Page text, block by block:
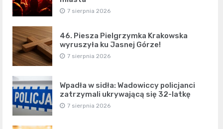
7 sierpnia 2026
46. Piesza Pielgrzymka Krakowska
wyruszyła ku Jasnej Górze!
7 sierpnia 2026
Wpadła w sidła: Wadowiccy policjanci
zatrzymali ukrywającą się 32-latkę
7 sierpnia 2026